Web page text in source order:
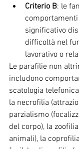
Criterio B: le
significativo
difficoltà nel
lavorativo o
Le parafilie non
includono
scatologia
la necrofilia
parzialismo
del corpo), la
animali), la